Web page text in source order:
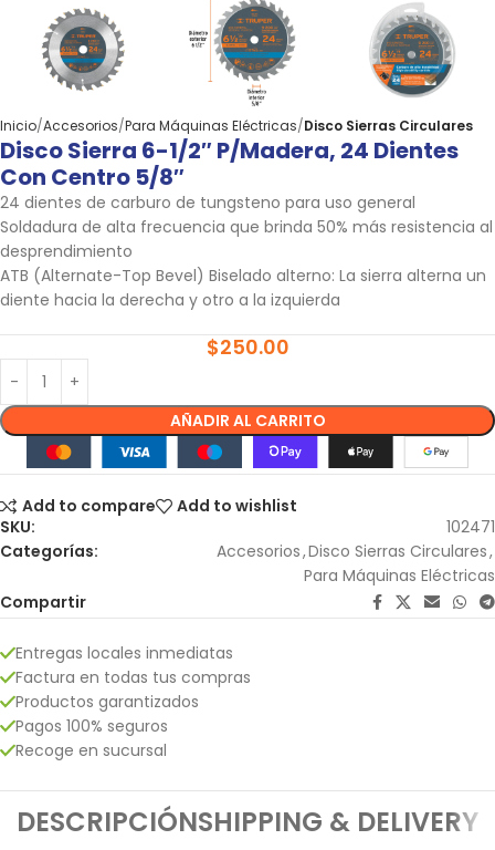
Inicio Accesorios Para Máquinas Eléctricas Disco Sierras Circulares
Disco Sierra 6-1/2″ P/madera, 24 Dientes
Con Centro 5/8″
24 dientes de carburo de tungsteno para uso general
Soldadura de alta frecuencia que brinda 50% más resistencia al
desprendimiento
ATB (Alternate-Top Bevel) Biselado alterno: La sierra alterna un
diente hacia la derecha y otro a la izquierda
$250.00
AÑADIR AL CARRITO
Add to compare
Add to wishlist
SKU:
102471
Categorías:
Accesorios,Disco Sierras Circulares,
Para Máquinas Eléctricas
Compartir
Entregas locales inmediatas
Factura en todas tus compras
Productos garantizados
Pagos 100% seguros
Recoge en sucursal
DESCRIPCIÓNSHIPPING & DELIVERY